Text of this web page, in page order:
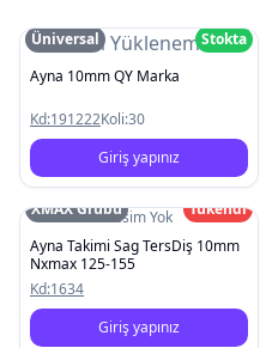
Resim Yüklenemedi
Üniversal
Stokta
Ayna 10mm QY Marka
Kd:191222Koli:30
Giriş yapınız
Resim Yok
XMAX Grubu
Tükendi
Ayna Takimi Sag TersDiş 10mm
Nxmax 125-155
Kd:1634
Giriş yapınız